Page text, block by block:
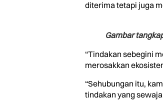
diterima tetapi juga
Gambar
“Tindakan sebegini
merosakkan
“Sehubungan itu,
tindakan yang